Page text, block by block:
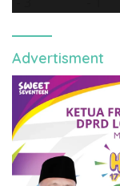
Advertisment